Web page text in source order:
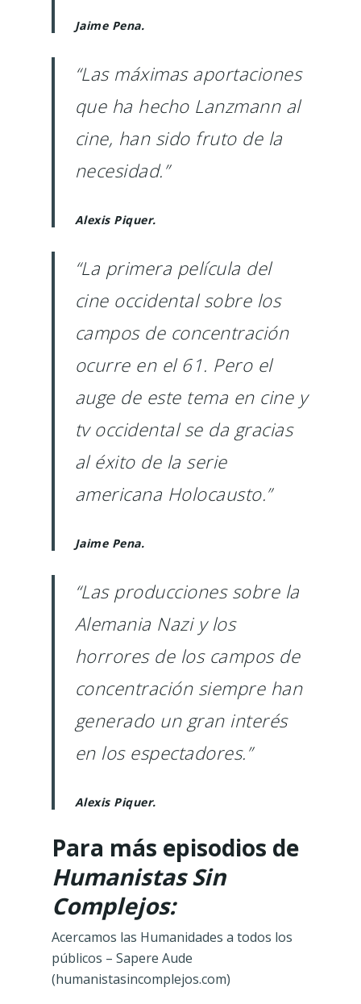
Jaime Pena.
“Las máximas aportaciones
que ha hecho Lanzmann al
cine, han sido fruto de la
necesidad.”
Alexis Piquer.
“La primera película del
cine occidental sobre los
campos de concentración
ocurre en el 61. Pero el
auge de este tema en cine y
tv occidental se da gracias
al éxito de la serie
americana Holocausto.”
Jaime Pena.
“Las producciones sobre la
Alemania Nazi y los
horrores de los campos de
concentración siempre han
generado un gran interés
en los espectadores.”
Alexis Piquer.
Para más episodios de
Humanistas Sin
Complejos:
Acercamos las Humanidades a todos los
públicos – Sapere Aude
(humanistasincomplejos.com)